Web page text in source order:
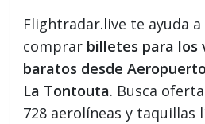
Flightradar.live te ayuda
comprar billetes para los
baratos desde
La Tontouta. Busca
728 aerolíneas y taquillas